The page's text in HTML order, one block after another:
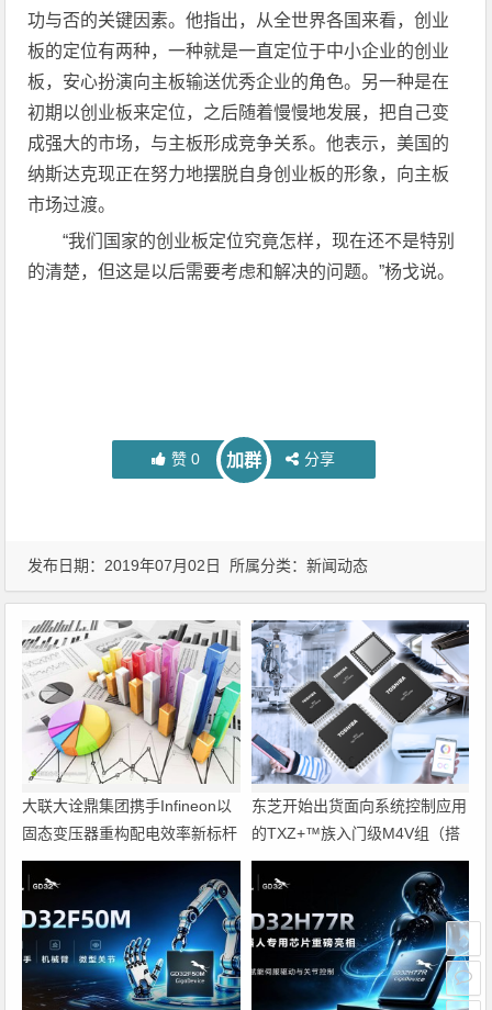
功与否的关键因素。他指出，从全世界各国来看，创业
板的定位有两种，一种就是一直定位于中小企业的创业
板，安心扮演向主板输送优秀企业的角色。另一种是在
初期以创业板来定位，之后随着慢慢地发展，把自己变
成强大的市场，与主板形成竞争关系。他表示，美国的
纳斯达克现正在努力地摆脱自身创业板的形象，向主板
市场过渡。
“我们国家的创业板定位究竟怎样，现在还不是特别
的清楚，但这是以后需要考虑和解决的问题。”杨戈说。
赞 0 加群 分享
发布日期：2019年07月02日 所属分类：新闻动态
大联大诠鼎集团携手Infineon以
固态变压器重构配电效率新标杆
东芝开始出货面向系统控制应用
的TXZ+™族入门级M4V组（搭
载Arm Cortex‑M4内核的标准微
控制器）工程样品